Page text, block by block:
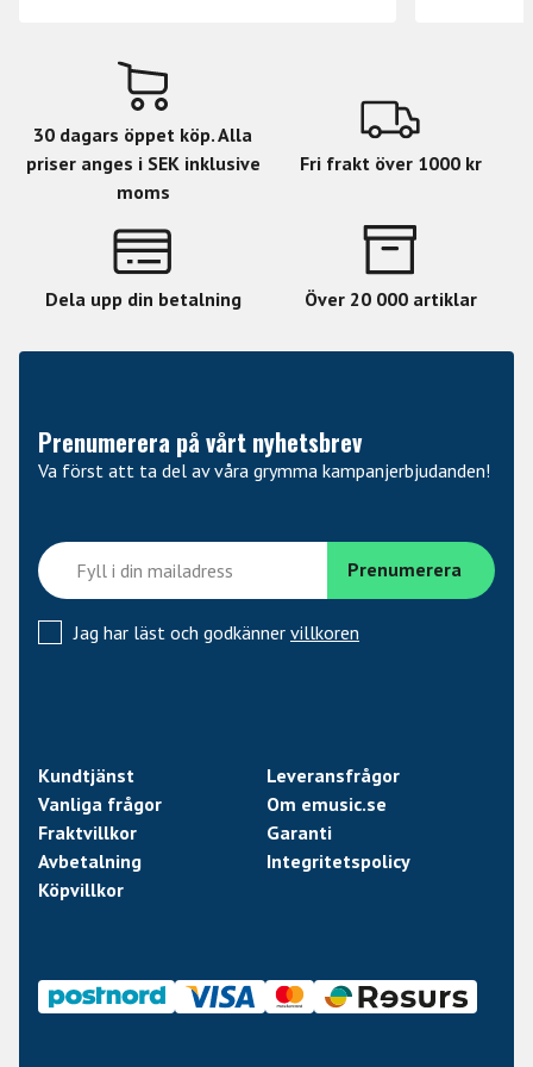
30 dagars öppet köp. Alla
priser anges i SEK inklusive
moms
Fri frakt över 1000 kr
Dela upp din betalning Över 20 000 artiklar
Prenumerera på vårt nyhetsbrev
Va först att ta del av våra grymma kampanjerbjudanden!
Jag har läst och godkänner villkoren
Kundtjänst
Leveransfrågor
Vanliga frågor
Om emusic.se
Fraktvillkor
Garanti
Avbetalning
Integritetspolicy
Köpvillkor